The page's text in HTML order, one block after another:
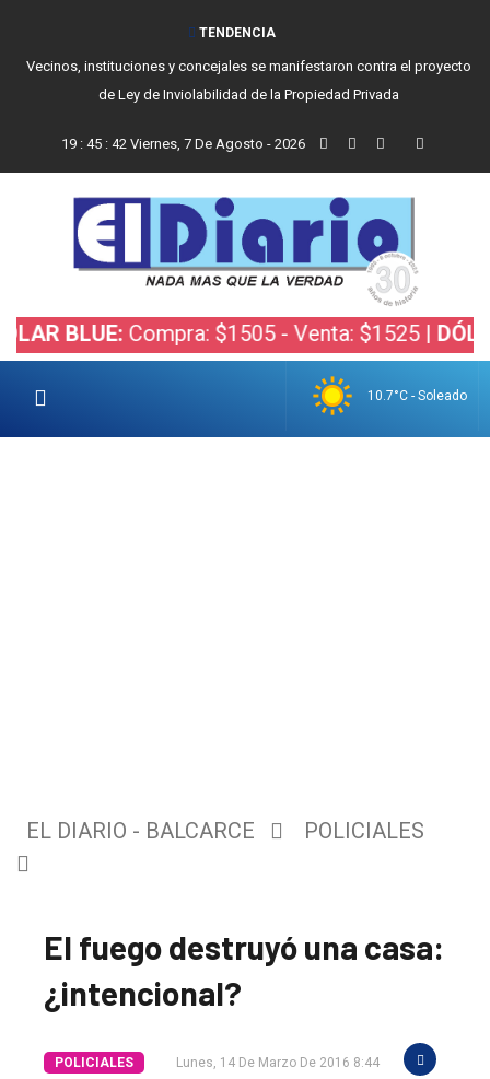
TENDENCIA
Vecinos, instituciones y concejales se manifestaron contra el proyecto
de Ley de Inviolabilidad de la Propiedad Privada
19: 45: 42 Viernes, 7 De Agosto - 2026
Compra: $1505 - Venta: $1525 |DÓLAR
10.7°C - Soleado
EL DIARIO - BALCARCE POLICIALES
El fuego destruyó una casa:
¿intencional?
POLICIALES Lunes, 14 De Marzo De 2016 8:44